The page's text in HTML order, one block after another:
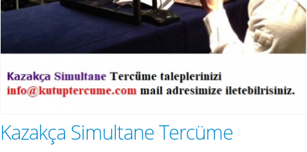
Kazakça Simultane Tercüme